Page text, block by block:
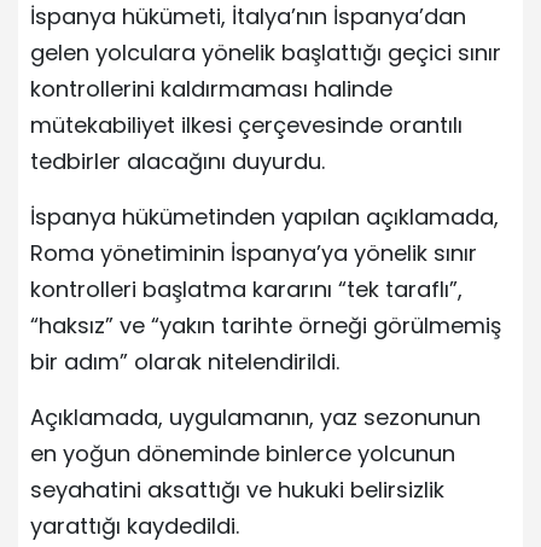
İspanya hükümeti, İtalya’nın İspanya’dan
gelen yolculara yönelik başlattığı geçici sınır
kontrollerini kaldırmaması halinde
mütekabiliyet ilkesi çerçevesinde orantılı
tedbirler alacağını duyurdu.
İspanya hükümetinden yapılan açıklamada,
Roma yönetiminin İspanya’ya yönelik sınır
kontrolleri başlatma kararını “tek taraflı”,
“haksız” ve “yakın tarihte örneği görülmemiş
bir adım” olarak nitelendirildi.
Açıklamada, uygulamanın, yaz sezonunun
en yoğun döneminde binlerce yolcunun
seyahatini aksattığı ve hukuki belirsizlik
yarattığı kaydedildi.